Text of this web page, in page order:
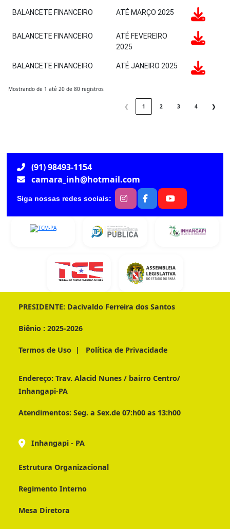
BALANCETE FINANCEIRO ATÉ MARÇO 2025
BALANCETE FINANCEIRO
ATÉ FEVEREIRO
2025
BALANCETE FINANCEIRO ATÉ JANEIRO 2025
Mostrando de 1 até 20 de 80 registros
❮ 1 2 3 4 ❯
(91) 98493-1154
camara_inh@hotmail.com
Siga nossas redes sociais:
PRESIDENTE: Dacivaldo Ferreira dos Santos
Biênio : 2025-2026
Termos de Uso | Política de Privacidade
Endereço: Trav. Alacid Nunes / bairro Centro/
Inhangapi-PA
Atendimentos: Seg. a Sex.de 07:h00 as 13:h00
Inhangapi - PA
Estrutura Organizacional
Regimento Interno
Mesa Diretora